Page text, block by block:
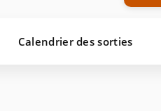
Calendrier des sorties